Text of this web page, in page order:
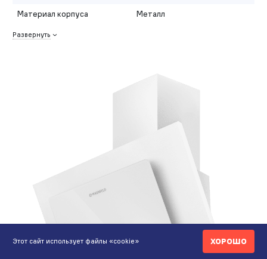
Материал корпуса
Металл
Развернуть
Этот сайт использует файлы «cookie» ХОРОШО